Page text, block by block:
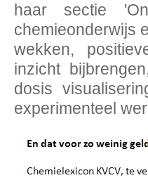
haar sectie
chemieonderwijs
wekken,
inzicht
dosis
experimenteel